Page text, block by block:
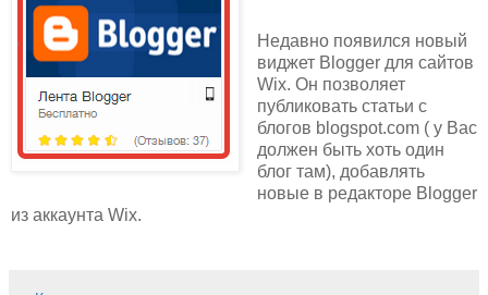
Недавно появился новый
виджет Blogger для сайтов
Wix. Он позволяет
публиковать статьи с
блогов blogspot.com ( у Вас
должен быть хоть один
блог там), добавлять
новые в редакторе Blogger
из аккаунта Wix.